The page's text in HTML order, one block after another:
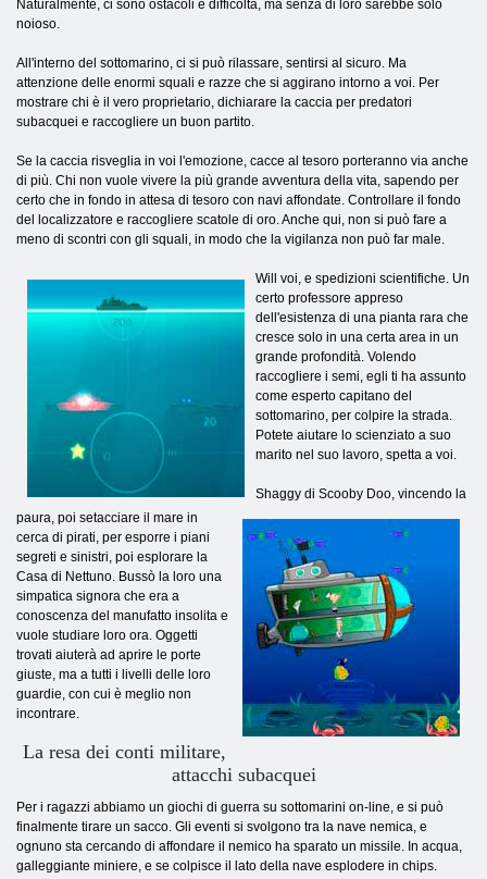
Naturalmente, ci sono ostacoli e difficoltà, ma senza di loro sarebbe solo
noioso.
All'interno del sottomarino, ci si può rilassare, sentirsi al sicuro. Ma
attenzione delle enormi squali e razze che si aggirano intorno a voi. Per
mostrare chi è il vero proprietario, dichiarare la caccia per predatori
subacquei e raccogliere un buon partito.
Se la caccia risveglia in voi l'emozione, cacce al tesoro porteranno via anche
di più. Chi non vuole vivere la più grande avventura della vita, sapendo per
certo che in fondo in attesa di tesoro con navi affondate. Controllare il fondo
del localizzatore e raccogliere scatole di oro. Anche qui, non si può fare a
meno di scontri con gli squali, in modo che la vigilanza non può far male.
Will voi, e spedizioni scientifiche. Un
certo professore appreso
dell'esistenza di una pianta rara che
cresce solo in una certa area in un
grande profondità. Volendo
raccogliere i semi, egli ti ha assunto
come esperto capitano del
sottomarino, per colpire la strada.
Potete aiutare lo scienziato a suo
marito nel suo lavoro, spetta a voi.
Shaggy di Scooby Doo, vincendo la
paura, poi setacciare il mare in
cerca di pirati, per esporre i piani
segreti e sinistri, poi esplorare la
Casa di Nettuno. Bussò la loro una
simpatica signora che era a
conoscenza del manufatto insolita e
vuole studiare loro ora. Oggetti
trovati aiuterà ad aprire le porte
giuste, ma a tutti i livelli delle loro
guardie, con cui è meglio non
incontrare.
La resa dei conti militare,
attacchi subacquei
Per i ragazzi abbiamo un giochi di guerra su sottomarini on-line, e si può
finalmente tirare un sacco. Gli eventi si svolgono tra la nave nemica, e
ognuno sta cercando di affondare il nemico ha sparato un missile. In acqua,
galleggiante miniere, e se colpisce il lato della nave esplodere in chips.